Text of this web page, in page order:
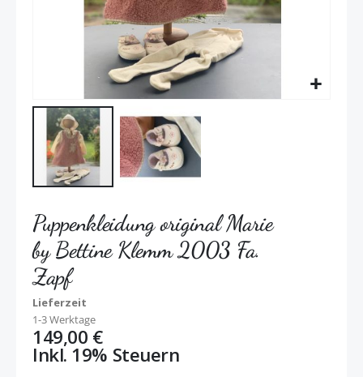
Puppenkleidung original Marie
by Bettine Klemm 2003 Fa.
Zapf
Lieferzeit
1-3 Werktage
149,00 €
Inkl. 19% Steuern